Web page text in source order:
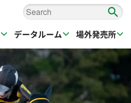
データルーム 場外発売所